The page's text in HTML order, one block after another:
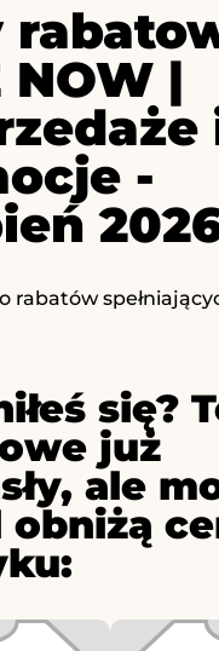
NOW |
-
rabatów
się?
już
ale
obniżą